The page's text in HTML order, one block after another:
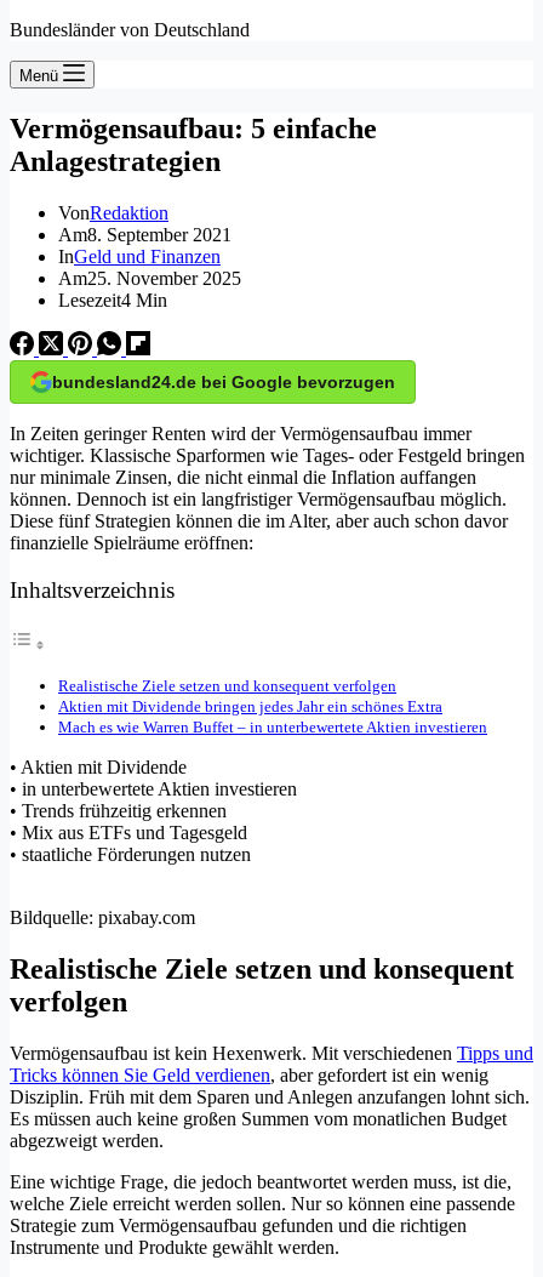
Bundesländer von Deutschland
Menü
Vermögensaufbau: 5 einfache
Anlagestrategien
VonRedaktion
Am8. September 2021
InGeld und Finanzen
Am25. November 2025
Lesezeit4 Min
bundesland24.de bei Google bevorzugen
In Zeiten geringer Renten wird der Vermögensaufbau immer
wichtiger. Klassische Sparformen wie Tages- oder Festgeld bringen
nur minimale Zinsen, die nicht einmal die Inflation auffangen
können. Dennoch ist ein langfristiger Vermögensaufbau möglich.
Diese fünf Strategien können die im Alter, aber auch schon davor
finanzielle Spielräume eröffnen:
Inhaltsverzeichnis
Realistische Ziele setzen und konsequent verfolgen
Aktien mit Dividende bringen jedes Jahr ein schönes Extra
Mach es wie Warren Buffet – in unterbewertete Aktien investieren
• Aktien mit Dividende
• in unterbewertete Aktien investieren
• Trends frühzeitig erkennen
• Mix aus ETFs und Tagesgeld
• staatliche Förderungen nutzen
Bildquelle: pixabay.com
Realistische Ziele setzen und konsequent
verfolgen
Vermögensaufbau ist kein Hexenwerk. Mit verschiedenen Tipps und
Tricks können Sie Geld verdienen, aber gefordert ist ein wenig
Disziplin. Früh mit dem Sparen und Anlegen anzufangen lohnt sich.
Es müssen auch keine großen Summen vom monatlichen Budget
abgezweigt werden.
Eine wichtige Frage, die jedoch beantwortet werden muss, ist die,
welche Ziele erreicht werden sollen. Nur so können eine passende
Strategie zum Vermögensaufbau gefunden und die richtigen
Instrumente und Produkte gewählt werden.